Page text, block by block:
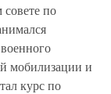
по
мобилизации и
курс по